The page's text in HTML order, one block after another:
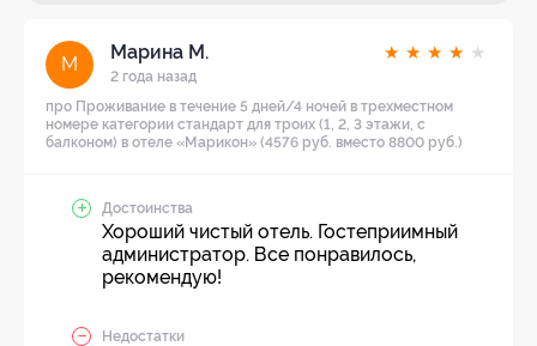
М
Марина М.
2 года назад
★ ★ ★ ★ ★
про Проживание в течение 5 дней/4 ночей в трехместном
номере категории стандарт для троих (1, 2, 3 этажи, с
балконом) в отеле «Марикон» (4576 руб. вместо 8800 руб.)
Достоинства
Хороший чистый отель. Гостеприимный
администратор. Все понравилось,
рекомендую!
Недостатки